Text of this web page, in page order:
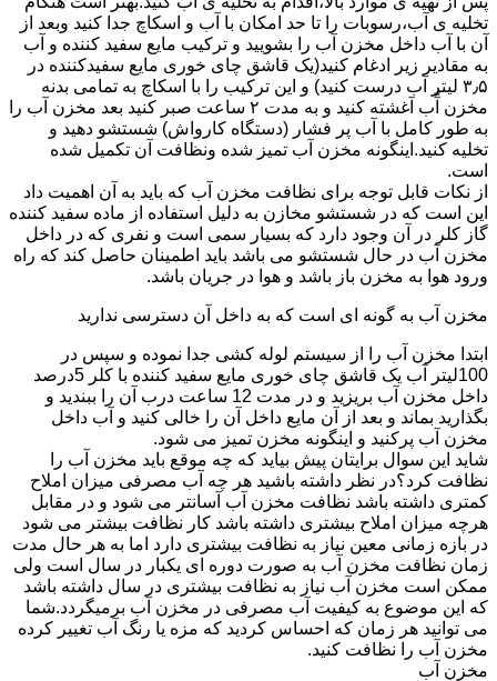
تخلیه ی آب،رسوبات را تا حد امکان با آب و اسکاچ جدا کنید وبعد از
آن با آب داخل مخزن آب را بشویید و ترکیب مایع سفید کننده و آب
به مقادیر زیر ادغام کنید(یک قاشق چای خوری مایع سفیدکننده در
۳٫۵ لیتر آب درست کنید) و این ترکیب را با اسکاچ به تمامی بدنه
مخزن آّب آغشته کنید و به مدت ۲ ساعت صبر کنید بعد مخزن آب را
به طور کامل با آب پر فشار (دستگاه کارواش) شستشو دهید و
تخلیه کنید.اینگونه مخزن آب تمیز شده ونظافت آن تکمیل شده
است.
از نکات قابل توجه برای نظافت مخزن آب که باید به آن اهمیت داد
این است که در شستشو مخازن به دلیل استفاده از ماده سفید کننده
گاز کلر در آن وجود دارد که بسیار سمی است و نفری که در داخل
مخزن آب در حال شستشو می باشد باید اطمینان حاصل کند که راه
ورود هوا به مخزن باز باشد و هوا در جریان باشد.
مخزن آب به گونه ای است که به داخل آن دسترسی ندارید
ابتدا مخزن آب را از سیستم لوله کشی جدا نموده و سپس در
100لیتر آب یک قاشق چای خوری مایع سفید کننده با کلر 5درصد
داخل مخزن آب بریزید و در مدت 12 ساعت درب آن را ببندید و
بگذارید بماند و بعد از آن مایع داخل آن را خالی کنید و آب داخل
مخزن آب پرکنید و اینگونه مخزن تمیز می شود.
شاید این سوال برایتان پیش بیاید که چه موقع باید مخزن آب را
نظافت کرد؟در نظر داشته باشید هر چه آب مصرفی میزان املاح
کمتری داشته باشد نظافت مخزن آب آسانتر می شود و در مقابل
هرچه میزان املاح بیشتری داشته باشد کار نظافت بیشتر می شود
در بازه زمانی معین نیاز به نظافت بیشتری دارد اما به هر حال مدت
زمان نظافت مخزن آب به صورت دوره ای یکبار در سال است ولی
ممکن است مخزن آب نیاز به نظافت بیشتری در سال داشته باشد
که این موضوع به کیفیت آب مصرفی در مخزن آب برمیگردد.شما
می توانید هر زمان که احساس کردید که مزه یا رنگ آب تغییر کرده
مخزن آب را نظافت کنید.
مخزن آب